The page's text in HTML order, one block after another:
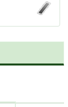
Tagwolke